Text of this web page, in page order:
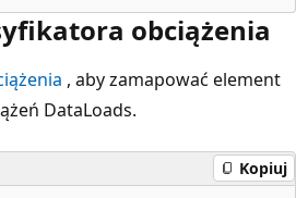
obciążenia
, aby zamapować element
DataLoads.
Kopiuj